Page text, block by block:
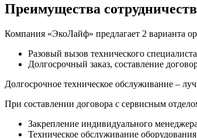
Преимущества
Компания «ЭкоЛайф» предлагает 2 варианта
Разовый вызов технического
Долгосрочный заказ, составление
Долгосрочное техническое обслуживание –
При составлении договора с сервисным
Закрепление индивидуального
Техническое обслуживание